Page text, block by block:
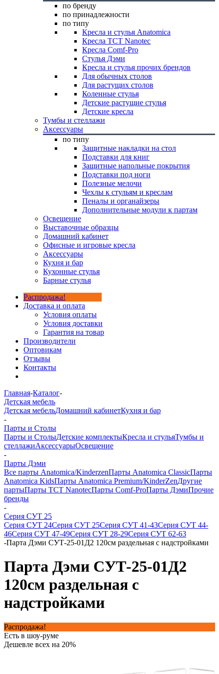
по бренду
по принадлежности
по типу
Кресла и стулья Anatomica
Кресла TCT Nanotec
Кресла Comf-Pro
Стулья Дэми
Кресла и стулья прочих брендов
Для обычных столов
Для растущих столов
Коленные стулья
Детские растущие стулья
Детские кресла
Тумбы и стеллажи
Аксессуары
по типу
Защитные накладки на стол
Подставки для книг
Защитные напольные покрытия
Подставки под ноги
Полезные мелочи
Чехлы к стульям и креслам
Пеналы и органайзеры
Дополнительные модули к партам
Освещение
Выставочные образцы
Домашний кабинет
Офисные и игровые кресла
Аксессуары
Кухня и бар
Кухонные стулья
Барные стулья
Распродажа!
Доставка и оплата
Условия оплаты
Условия доставки
Гарантия на товар
Производители
Оптовикам
Отзывы
Контакты
Главная-Каталог-
Детская мебель
Детская мебельДомашний кабинетКухня и бар
-
Парты и Столы
Парты и СтолыДетские комплектыКресла и стульяТумбы и
стеллажиАксессуарыОсвещение
-
Парты Дэми
Все парты Anatomica/KinderzenПарты Anatomica ClassicПарты
Anatomica KidsПарты Anatomica Premium/KinderZenДругие
партыПарты TCT NanotecПарты Comf-ProПарты ДэмиПрочие
бренды
-
Серия СУТ 25
Серия СУТ 24Серия СУТ 25Серия СУТ 41-43Серия СУТ 44-
46Серия СУТ 47-49Серия СУТ 28-29Серия СУТ 62-63
-Парта Дэми СУТ-25-01Д2 120см раздельная с надстройками
Парта Дэми СУТ-25-01Д2
120см раздельная с
надстройками
Распродажа!
Есть в шоу-руме
Дешевле всех на 20%